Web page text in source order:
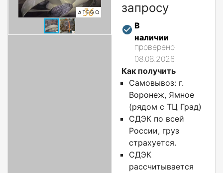
запросу
В
наличии
проверено
08.08.2026
Как получить
Самовывоз: г.
Воронеж, Ямное
(рядом с ТЦ Град)
СДЭК по всей
России, груз
страхуется.
СДЭК
рассчитывается